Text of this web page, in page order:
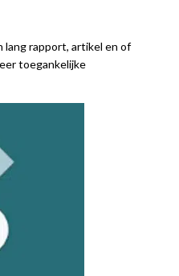
lang rapport, artikel en of
toegankelijke